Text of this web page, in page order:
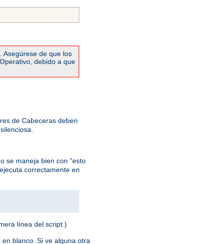
Asegúrese de que los
debido a que
de Cabeceras deben
se maneja bien con "esto
correctamente en
línea del script.)
en blanco. Si ve alguna otra